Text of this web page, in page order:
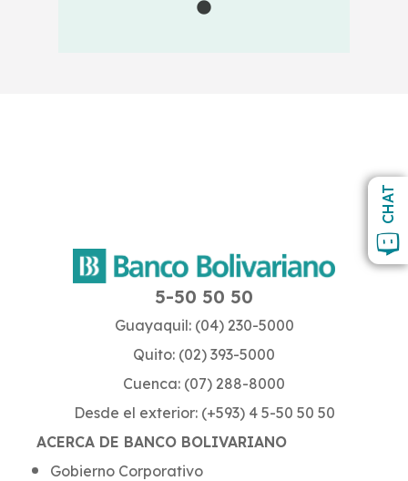
CHAT
ACERCA DE BANCO BOLIVARIANO
Gobierno Corporativo
5-50 50 50
Guayaquil: (04) 230-5000
Quito: (02) 393-5000
Cuenca: (07) 288-8000
Desde el exterior: (+593) 4 5-50 50 50